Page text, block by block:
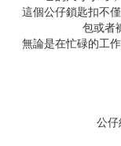
這個公仔鎖匙扣不
包或者
無論是在忙碌的工
公